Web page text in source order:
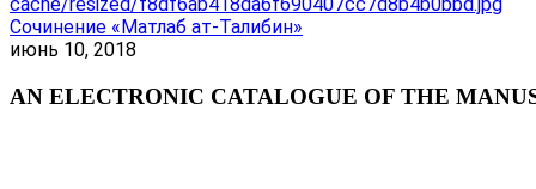
Сочинение «Матлаб ат-Талибин»
июнь 10, 2018
AN ELECTRONIC CATALOGUE OF THE